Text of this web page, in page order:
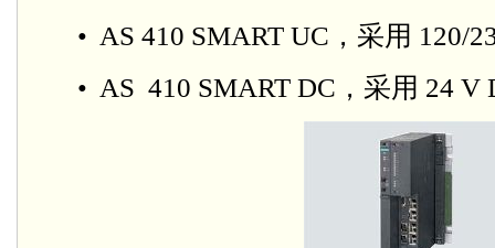
• AS 410 SMART UC，采用 120/
• AS 410 SMART DC，采用 24 V